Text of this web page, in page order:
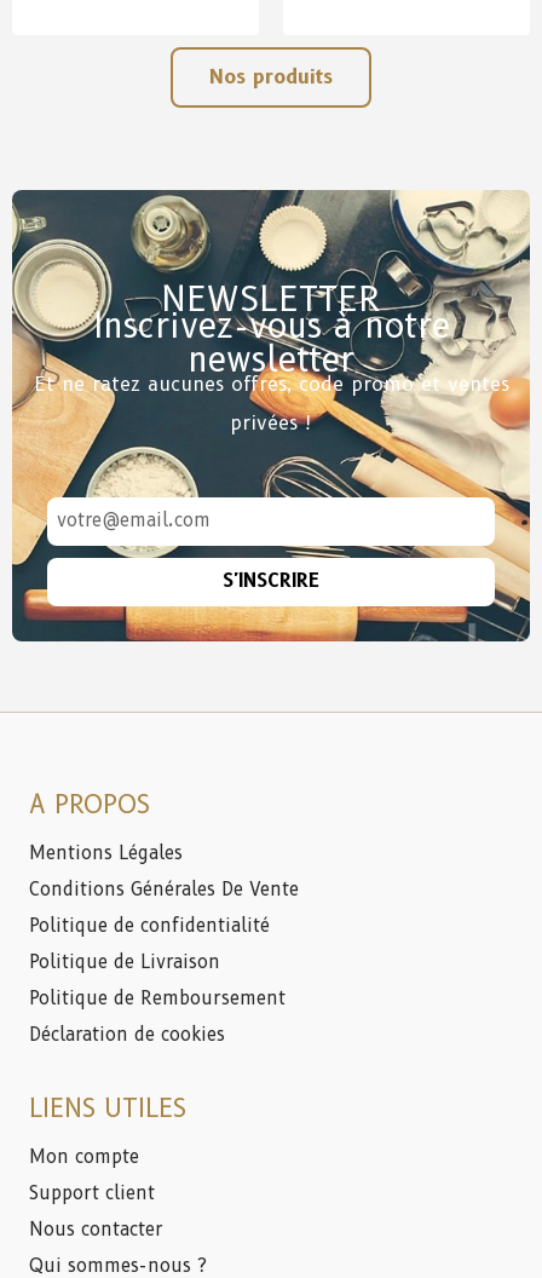
Nos produits
NEWSLETTER
Inscrivez-vous à notre
newsletter
Et ne ratez aucunes offres, code promo et ventes
privées !
S'INSCRIRE
A PROPOS
Mentions Légales
Conditions Générales De Vente
Politique de confidentialité
Politique de Livraison
Politique de Remboursement
Déclaration de cookies
LIENS UTILES
Mon compte
Support client
Nous contacter
Qui sommes-nous ?